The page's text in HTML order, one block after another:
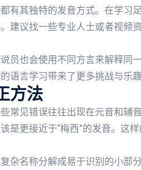
有其独特的发音方式。在学习
建议找一些专业人士或者视频
员也会使用不同方言来解释同
语言学习带来了更多挑战与乐趣
方法
常见错误往往出现在元音和辅
是更接近于“梅西”的发音。这
杂名称分解成易于识别的小部